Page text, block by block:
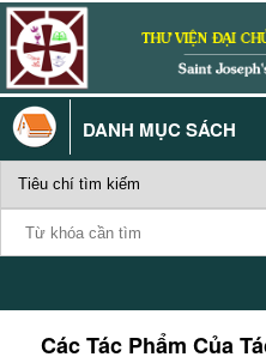
DANH MỤC SÁCH
Các Tác Phẩm Của